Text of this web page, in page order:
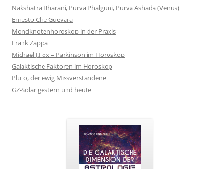
Nakshatra Bharani, Purva Phalguni, Purva Ashada (Venus)
Ernesto Che Guevara
Mondknotenhoroskop in der Praxis
Frank Zappa
Michael J.Fox – Parkinson im Horoskop
Galaktische Faktoren im Horoskop
Pluto, der ewig Missverstandene
GZ-Solar gestern und heute